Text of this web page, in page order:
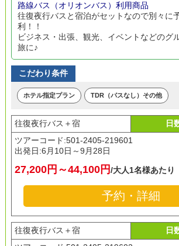
路線バス（オリオンバス）利用商品
往復夜行バスと宿泊がセットなので別々に
利！！
ビジネス・出張、観光、イベントなどのグ
旅に♪
こだわり条件
ホテル指定プラン TDR（パスなし）その他
往復夜行バス＋宿
日
ツアーコード:501-2405-219601
出発日:6月10日～9月28日
27,200円～44,100円/大人1名様あたり
予約・詳細
往復夜行バス＋宿
日